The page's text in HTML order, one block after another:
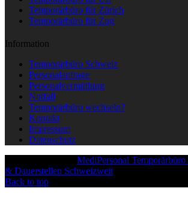
Temporärbüro für Zürich
Temporärbüro für Zug
Information
Temporärbüro Schweiz
Personalanfrage
Personalvermittlung
Notfall
Temporärbüro wechseln?
Kontakt
Impressum
Datenschutz
MediPersonal
& Dauerstellen Schweizweit
Back to top